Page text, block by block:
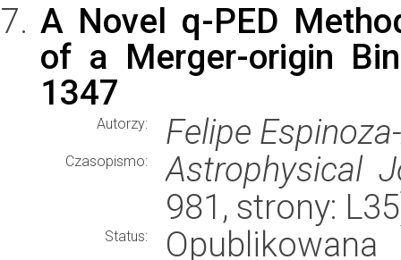
A Novel q-PED
of a Merger-origin
1347
Autorzy: Felipe
Czasopismo:
Astrophysical
981, strony:
Status: Opublikowana